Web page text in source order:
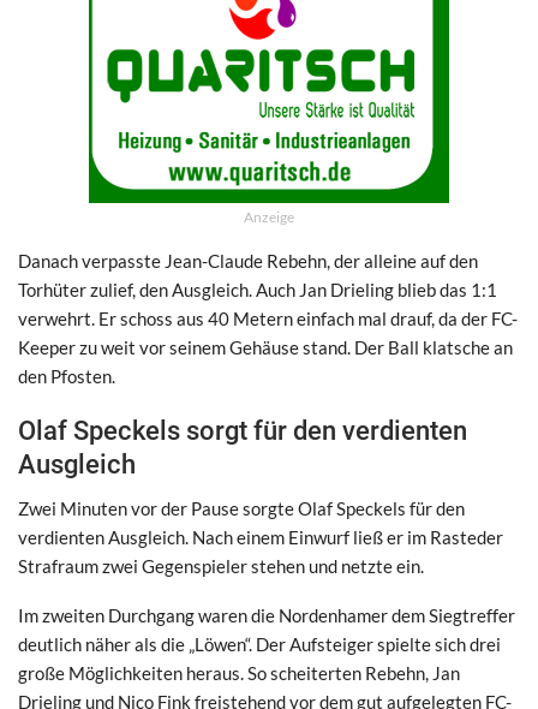
Anzeige
Danach verpasste Jean-Claude Rebehn, der alleine auf den
Torhüter zulief, den Ausgleich. Auch Jan Drieling blieb das 1:1
verwehrt. Er schoss aus 40 Metern einfach mal drauf, da der FC-
Keeper zu weit vor seinem Gehäuse stand. Der Ball klatsche an
den Pfosten.
Olaf Speckels sorgt für den verdienten
Ausgleich
Zwei Minuten vor der Pause sorgte Olaf Speckels für den
verdienten Ausgleich. Nach einem Einwurf ließ er im Rasteder
Strafraum zwei Gegenspieler stehen und netzte ein.
Im zweiten Durchgang waren die Nordenhamer dem Siegtreffer
deutlich näher als die „Löwen“. Der Aufsteiger spielte sich drei
große Möglichkeiten heraus. So scheiterten Rebehn, Jan
Drieling und Nico Fink freistehend vor dem gut aufgelegten FC-